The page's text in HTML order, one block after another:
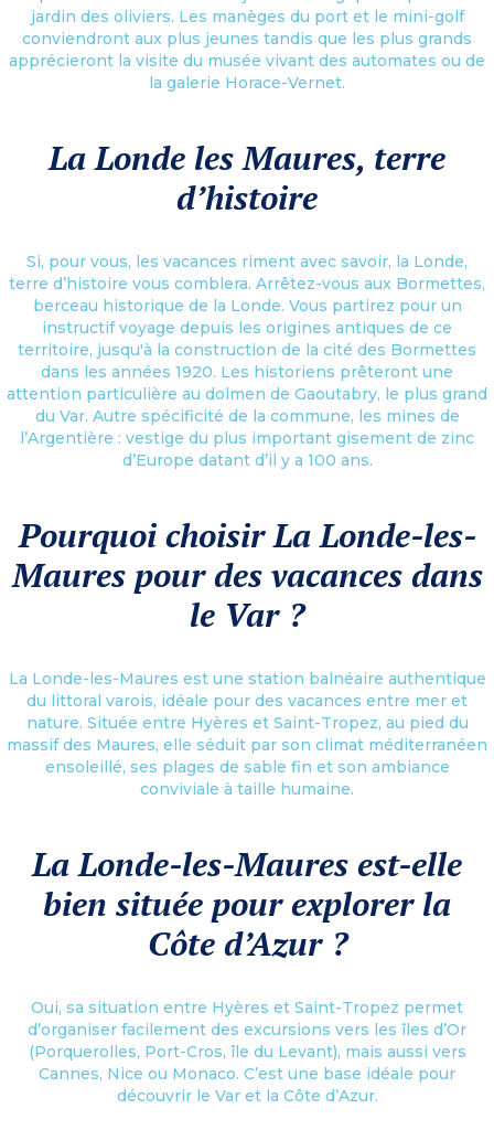
jardin des oliviers. Les manèges du port et le mini-golf
conviendront aux plus jeunes tandis que les plus grands
apprécieront la visite du musée vivant des automates ou de
la galerie Horace-Vernet.
La Londe les Maures, terre
d’histoire
Si, pour vous, les vacances riment avec savoir, la Londe,
terre d’histoire vous comblera. Arrêtez-vous aux Bormettes,
berceau historique de la Londe. Vous partirez pour un
instructif voyage depuis les origines antiques de ce
territoire, jusqu'à la construction de la cité des Bormettes
dans les années 1920. Les historiens prêteront une
attention particulière au dolmen de Gaoutabry, le plus grand
du Var. Autre spécificité de la commune, les mines de
l’Argentière : vestige du plus important gisement de zinc
d’Europe datant d’il y a 100 ans.
Pourquoi choisir La Londe-les-
Maures pour des vacances dans
le Var ?
La Londe-les-Maures est une station balnéaire authentique
du littoral varois, idéale pour des vacances entre mer et
nature. Située entre Hyères et Saint-Tropez, au pied du
massif des Maures, elle séduit par son climat méditerranéen
ensoleillé, ses plages de sable fin et son ambiance
conviviale à taille humaine.
La Londe-les-Maures est-elle
bien située pour explorer la
Côte d’Azur ?
Oui, sa situation entre Hyères et Saint-Tropez permet
d’organiser facilement des excursions vers les îles d’Or
(Porquerolles, Port-Cros, île du Levant), mais aussi vers
Cannes, Nice ou Monaco. C’est une base idéale pour
découvrir le Var et la Côte d’Azur.